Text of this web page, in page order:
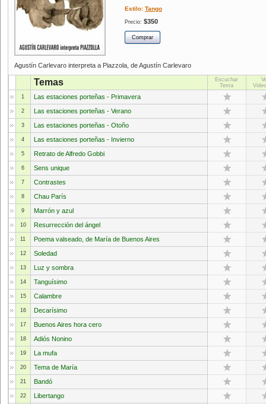
Estilo: Tango
Precio: $350
Agustín Carlevaro interpreta a Piazzola, de Agustín Carlevaro
Temas
Escuchar
Tema
1
Las estaciones porteñas - Primavera
2 Las estaciones porteñas - Verano
3 Las estaciones porteñas - Otoño
4 Las estaciones porteñas - Invierno
5 Retrato de Alfredo Gobbi
6 Sens unique
7 Contrastes
8 Chau París
9 Marrón y azul
10 Resurrección del ángel
11 Poema valseado, de María de Buenos Aires
12 Soledad
13 Luz y sombra
14 Tanguísimo
15 Calambre
16 Decarísimo
17 Buenos Aires hora cero
18 Adiós Nonino
19 La mufa
20 Tema de María
21 Bandó
22 Libertango